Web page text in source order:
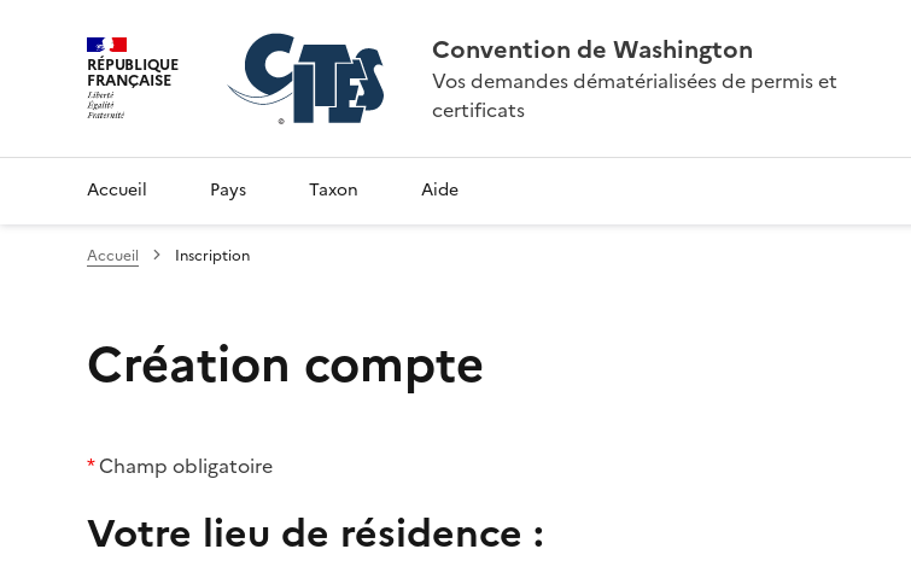
RÉPUBLIQUE
FRANÇAISE
Convention de Washington
Vos demandes dématérialisées de permis et
certificats
Accueil Pays Taxon Aide
Accueil Inscription
Création compte
*Champ obligatoire
Votre lieu de résidence :